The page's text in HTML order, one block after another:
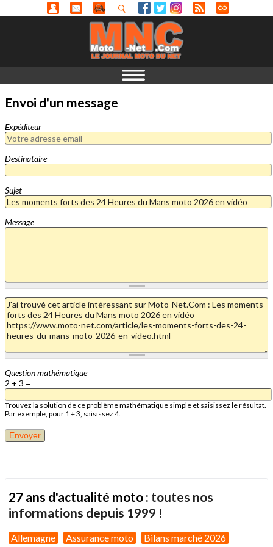
Envoi d'un message
Expéditeur
Destinataire
Sujet
Message
Question mathématique
2 + 3 =
Trouvez la solution de ce problème mathématique simple et saisissez le résultat.
Par exemple, pour 1 + 3, saisissez 4.
27 ans d'actualité moto : toutes nos
informations depuis 1999 !
Allemagne Assurance moto Bilans marché 2026